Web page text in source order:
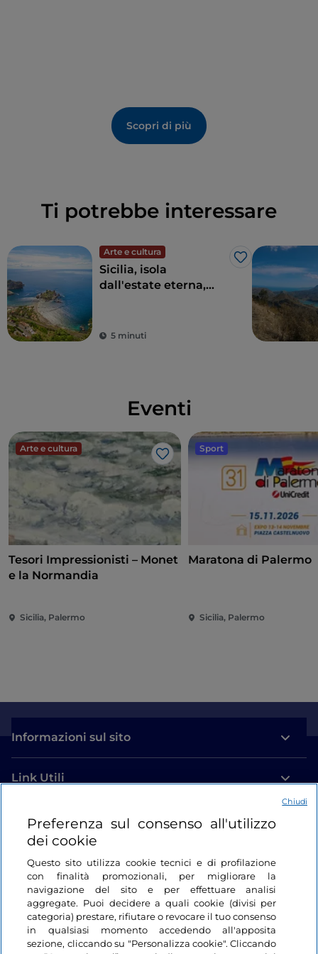
Scopri di più
Ti potrebbe interessare
Arte e cultura
Like
Sicilia, isola
dall'estate eterna,
5 minuti
Eventi
Arte e cultura
Like
Tesori Impressionisti – Monet
e la Normandia
Sicilia, Palermo
Sport
Maratona di Palermo
Sicilia, Palermo
Informazioni sul sito
Link Utili
Login
Restiamo in contatto
Preferenza sul consenso all'utilizzo
dei cookie
Questo sito utilizza cookie tecnici e di profilazione
con finalità promozionali, per migliorare la
navigazione del sito e per effettuare analisi
aggregate. Puoi decidere a quali cookie (divisi per
categoria) prestare, rifiutare o revocare il tuo consenso
in qualsiasi momento accedendo all'apposita
sezione, cliccando su "Personalizza cookie". Cliccando
Chiudi